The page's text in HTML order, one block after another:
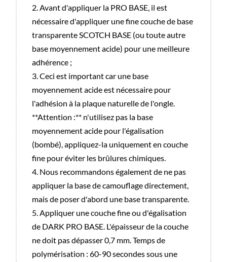
2. Avant d'appliquer la PRO BASE, il est
nécessaire d'appliquer une fine couche de base
transparente SCOTCH BASE (ou toute autre
base moyennement acide) pour une meilleure
adhérence ;
3. Ceci est important car une base
moyennement acide est nécessaire pour
l'adhésion à la plaque naturelle de l'ongle.
**Attention :** n'utilisez pas la base
moyennement acide pour l'égalisation
(bombé), appliquez-la uniquement en couche
fine pour éviter les brûlures chimiques.
4. Nous recommandons également de ne pas
appliquer la base de camouflage directement,
mais de poser d'abord une base transparente.
5. Appliquer une couche fine ou d'égalisation
de DARK PRO BASE. L'épaisseur de la couche
ne doit pas dépasser 0,7 mm. Temps de
polymérisation : 60-90 secondes sous une